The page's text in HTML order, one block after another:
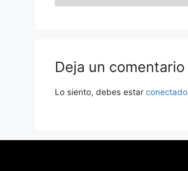
Deja un comentario
Lo siento, debes estar conectado